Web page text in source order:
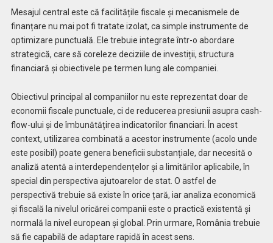
Mesajul central este că facilitățile fiscale și mecanismele de
finanțare nu mai pot fi tratate izolat, ca simple instrumente de
optimizare punctuală. Ele trebuie integrate într-o abordare
strategică, care să coreleze deciziile de investiții, structura
financiară și obiectivele pe termen lung ale companiei.
Obiectivul principal al companiilor nu este reprezentat doar de
economii fiscale punctuale, ci de reducerea presiunii asupra cash-
flow-ului și de îmbunătățirea indicatorilor financiari. În acest
context, utilizarea combinată a acestor instrumente (acolo unde
este posibil) poate genera beneficii substanțiale, dar necesită o
analiză atentă a interdependențelor și a limitărilor aplicabile, în
special din perspectiva ajutoarelor de stat. O astfel de
perspectivă trebuie să existe în orice țară, iar analiza economică
și fiscală la nivelul oricărei companii este o practică existentă și
normală la nivel european și global. Prin urmare, România trebuie
să fie capabilă de adaptare rapidă în acest sens.